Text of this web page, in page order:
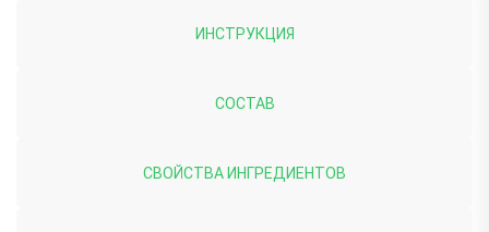
ИНСТРУКЦИЯ
СОСТАВ
СВОЙСТВА ИНГРЕДИЕНТОВ